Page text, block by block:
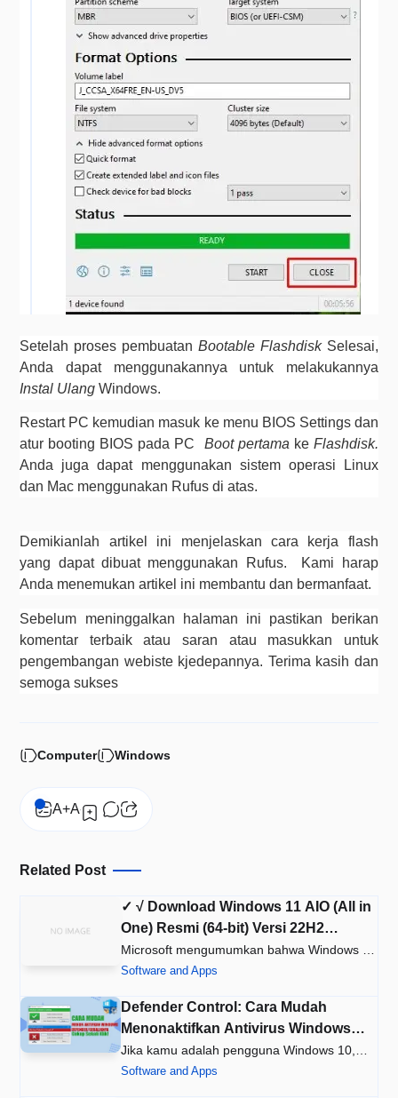
Setelah proses pembuatan Bootable Flashdisk Selesai,
Instal Ulang Windows.
Restart PC kemudian masuk ke menu BIOS Settings dan
atur booting BIOS pada PC Boot pertama ke
Anda juga dapat menggunakan sistem operasi Linux
dan Mac menggunakan Rufus di atas.
Demikianlah artikel ini menjelaskan cara kerja flash
yang dapat dibuat menggunakan Rufus.  Kami harap
Anda menemukan artikel ini membantu dan bermanfaat.
Sebelum meninggalkan halaman ini pastikan berikan
komentar terbaik atau saran atau masukkan untuk
pengembangan webiste kjedepannya. Terima kasih dan
semoga sukses
Computer Windows
Related Post
✓ √ Download Windows 11 AIO (All in
One) Resmi (64-bit) Versi 22H2
22621.1555 April 2023
Microsoft mengumumkan bahwa Windows 11
akan diluncurkan secara resmi p…
Software and Apps
Defender Control: Cara Mudah
Menonaktifkan Antivirus Windows
Defender Windows 10 dalam Sekali
klik
Jika kamu adalah pengguna Windows 10,
kamu pasti sudah mengenal dengan…
Software and Apps